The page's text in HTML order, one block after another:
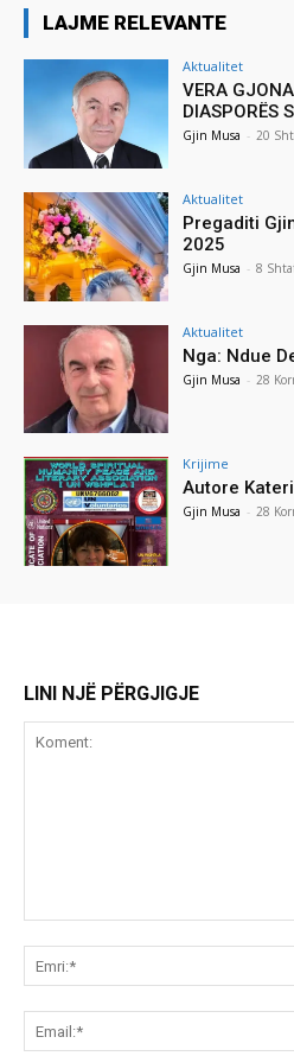
LAJME RELEVANTE
Aktualitet
VERA
DIASPORËS
Gjin Musa - 20
Aktualitet
Pregaditi
2025
Gjin Musa - 8
Aktualitet
Nga: Ndue
Gjin Musa - 28
Krijime
Autore
Gjin Musa - 28
LINI NJË PËRGJIGJE